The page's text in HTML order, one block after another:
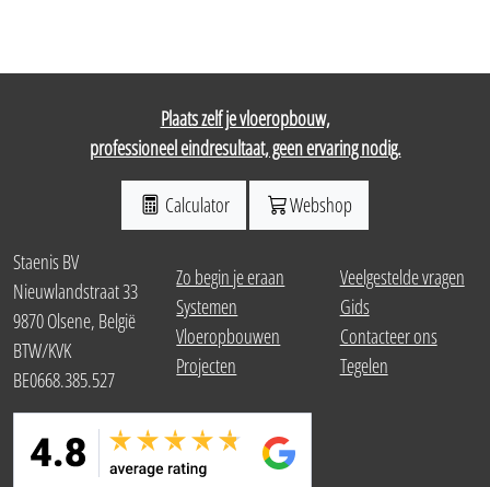
Plaats zelf je vloeropbouw,
professioneel eindresultaat, geen ervaring nodig.
Calculator Webshop
Staenis BV
Nieuwlandstraat 33
9870 Olsene, België
BTW/KVK
BE0668.385.527
Zo begin je eraan
Systemen
Vloeropbouwen
Projecten
Veelgestelde vragen
Gids
Contacteer ons
Tegelen